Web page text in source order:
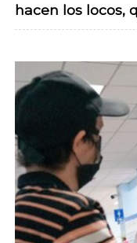
hacen los locos,